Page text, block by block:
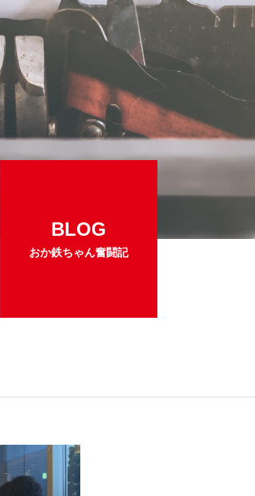
BLOG
おか鉄ちゃん奮闘記